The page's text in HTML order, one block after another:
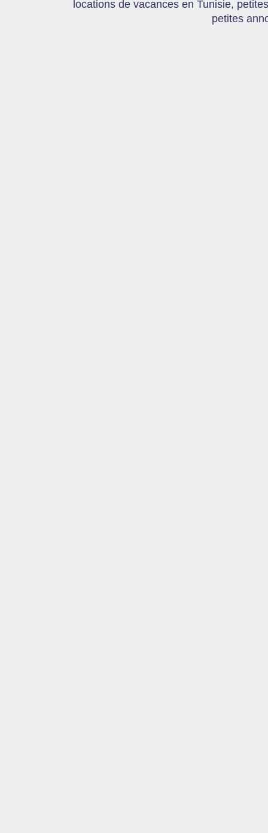
locations de vacances en Tunisie,
petites